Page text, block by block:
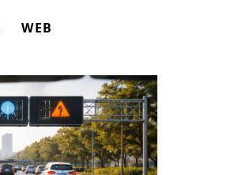
WEB